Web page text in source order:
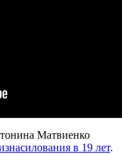
Матвиенко
в 19 лет.